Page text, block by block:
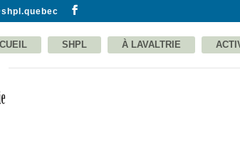
SHPL À LAVALTRIE